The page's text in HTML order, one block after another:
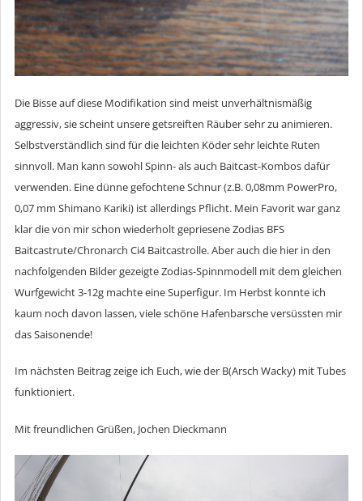
Die Bisse auf diese Modifikation sind meist unverhältnismäßig
aggressiv, sie scheint unsere getsreiften Räuber sehr zu animieren.
Selbstverständlich sind für die leichten Köder sehr leichte Ruten
sinnvoll. Man kann sowohl Spinn- als auch Baitcast-Kombos dafür
verwenden. Eine dünne gefochtene Schnur (z.B. 0,08mm PowerPro,
0,07 mm Shimano Kariki) ist allerdings Pflicht. Mein Favorit war ganz
klar die von mir schon wiederholt gepriesene Zodias BFS
Baitcastrute/Chronarch Ci4 Baitcastrolle. Aber auch die hier in den
nachfolgenden Bilder gezeigte Zodias-Spinnmodell mit dem gleichen
Wurfgewicht 3-12g machte eine Superfigur. Im Herbst konnte ich
kaum noch davon lassen, viele schöne Hafenbarsche versüssten mir
das Saisonende!
Im nächsten Beitrag zeige ich Euch, wie der B(Arsch Wacky) mit Tubes
funktioniert.
Mit freundlichen Grüßen, Jochen Dieckmann